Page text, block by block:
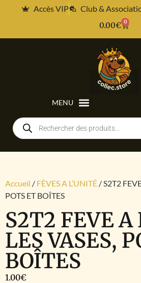
Accès VIP Club &
0.00€ 0
Accueil / FÈVES A L’UNITÉ / S2T2
POTS ET BOÎTES
S2T2 FEVE A
LES VASES,
BOÎTES
1.00€